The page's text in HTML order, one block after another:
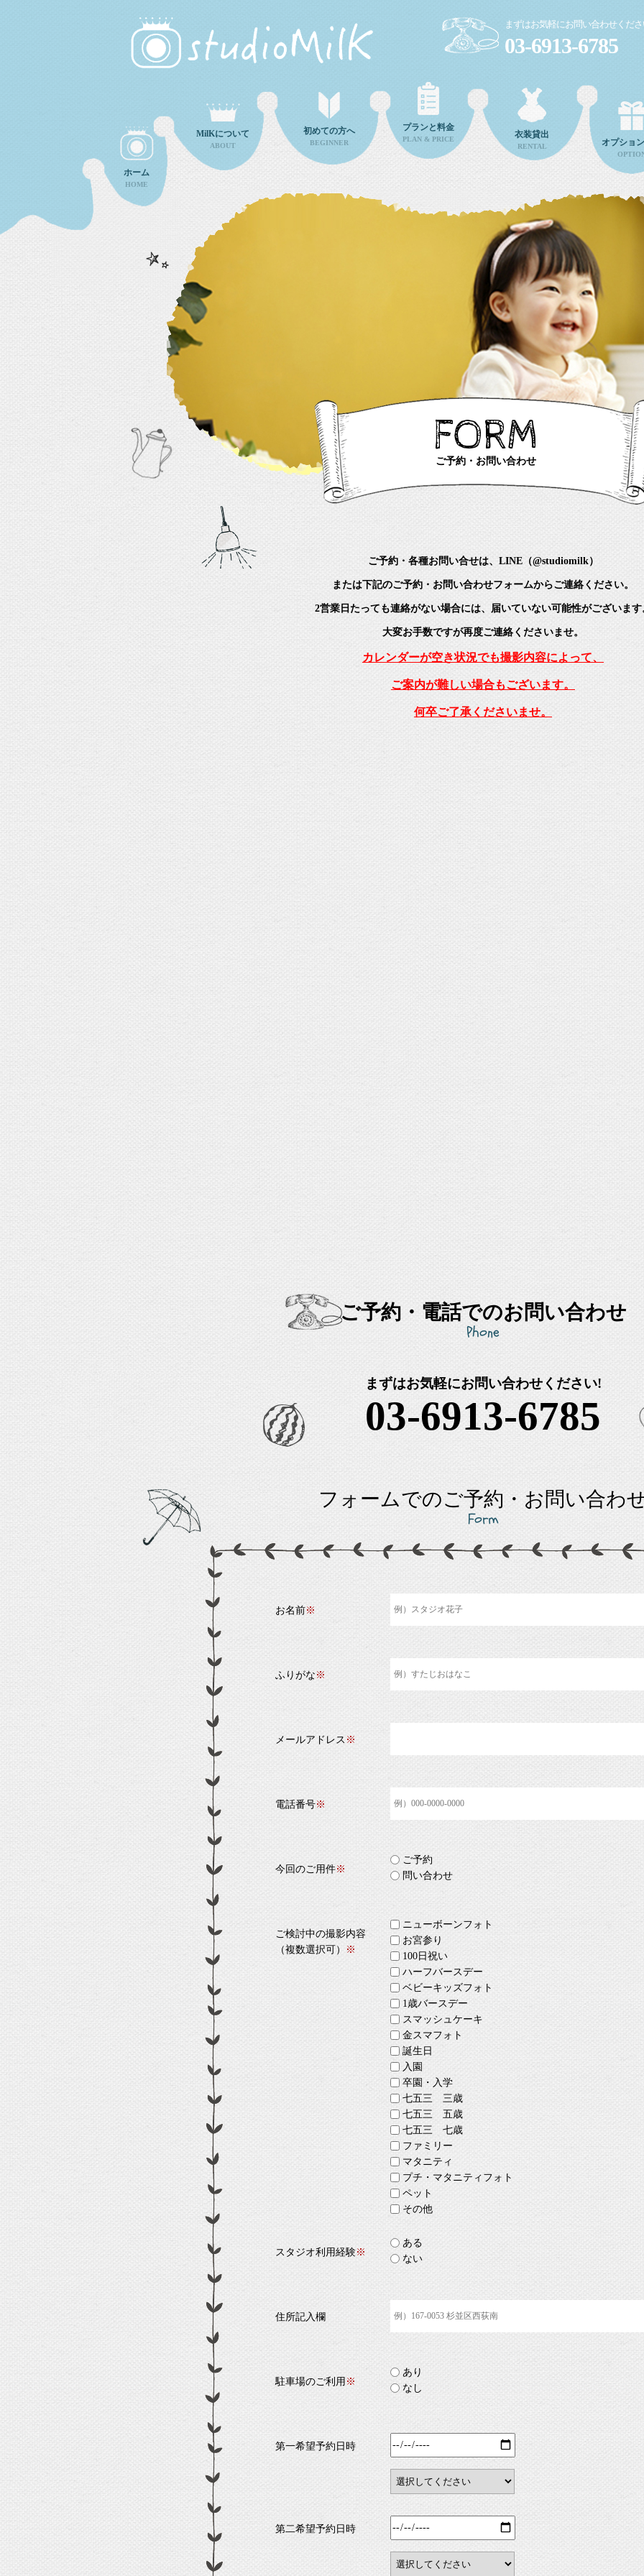
まずはお気軽にお問い合わせくだ
03-6913-6785
ホーム
HOME
MilKについて
ABOUT
初めての方へ
BEGINNER
プランと料金
PLAN & PRICE 衣装貸出
RENTAL オプショ
FORM
ご予約・お問い合わせ
ご予約・各種お問い合せは、LINE（@studiomilk）
または下記のご予約・お問い合わせフォームからご連絡ください。
2営業日たっても連絡がない場合には、届いていない可能性がございます
大変お手数ですが再度ご連絡くださいませ。
カレンダーが空き状況でも撮影内容によって、
ご案内が難しい場合もございます。
何卒ご了承くださいませ。
ご予約・電話でのお問い合わせ
Phone
まずはお気軽にお問い合わせください!
03-6913-6785
フォームでのご予約・お問い合わ
Form
お名前※
ふりがな ※
メールアドレス ※
電話番号※
今回のご用件※
ご予約
問い合わせ
ご検討中の撮影内容
（複数選択可）
※
ニューボーンフォト
お宮参り
100日祝い
ハーフバースデー
ベビーキッズフォト
1歳バースデー
スマッシュケーキ
金スマフォト
誕生日
入園
卒園・入学
七五三 三歳
七五三 五歳
七五三 七歳
ファミリー
マタニティ
プチ・マタニティフォト
ペット
その他
スタジオ利用経験※
ある
ない
住所記入欄
駐車場のご利用 ※
あり
なし
第一希望予約日時
第二希望予約日時